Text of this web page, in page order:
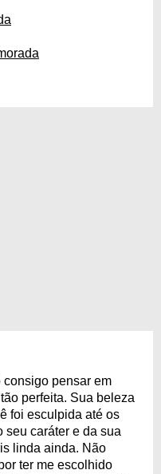
consigo pensar em
perfeita. Sua beleza
foi esculpida até os
seu caráter e da sua
linda ainda. Não
ter me escolhido